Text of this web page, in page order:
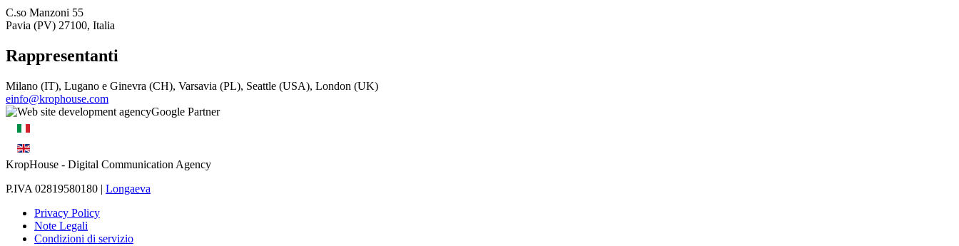
C.so Manzoni 55
Pavia (PV) 27100, Italia
Rappresentanti
Milano (IT), Lugano e Ginevra (CH), Varsavia (PL), Seattle (USA), London (UK)
einfo@krophouse.com
KropHouse - Digital Communication Agency
P.IVA 02819580180 | Longaeva
Privacy Policy
Note Legali
Condizioni di servizio